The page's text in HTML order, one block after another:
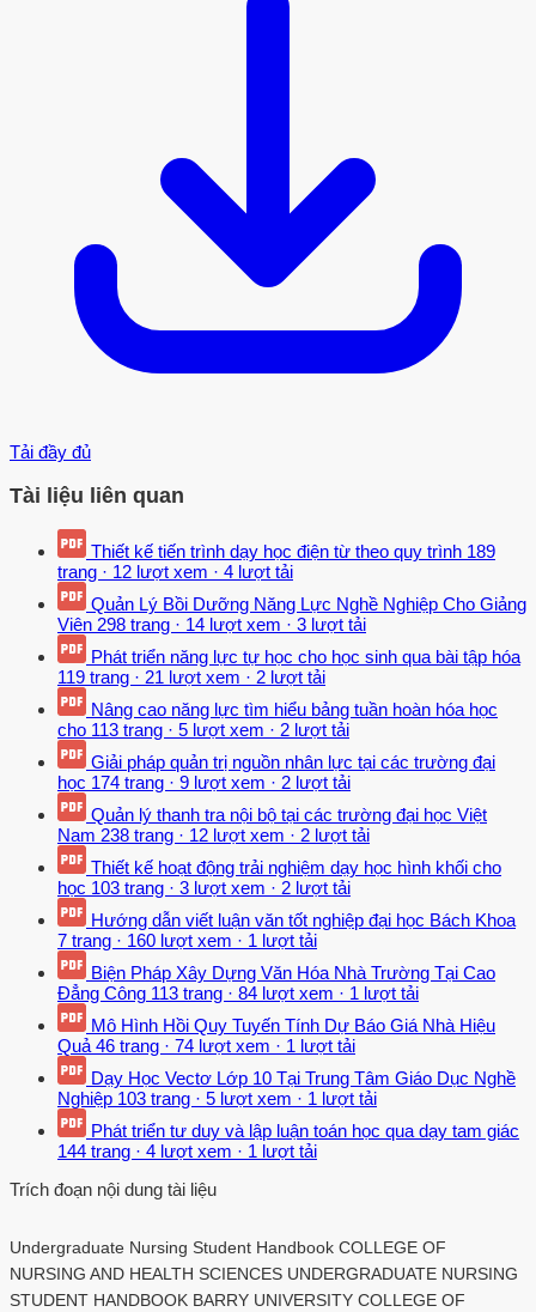
Tải đầy đủ
Tài liệu liên quan
Thiết kế tiến trình dạy học điện từ theo quy trình 189
trang · 12 lượt xem · 4 lượt tải
Quản Lý Bồi Dưỡng Năng Lực Nghề Nghiệp Cho Giảng
Viên 298 trang · 14 lượt xem · 3 lượt tải
Phát triển năng lực tự học cho học sinh qua bài tập hóa
119 trang · 21 lượt xem · 2 lượt tải
Nâng cao năng lực tìm hiểu bảng tuần hoàn hóa học
cho 113 trang · 5 lượt xem · 2 lượt tải
Giải pháp quản trị nguồn nhân lực tại các trường đại
học 174 trang · 9 lượt xem · 2 lượt tải
Quản lý thanh tra nội bộ tại các trường đại học Việt
Nam 238 trang · 12 lượt xem · 2 lượt tải
Thiết kế hoạt động trải nghiệm dạy học hình khối cho
học 103 trang · 3 lượt xem · 2 lượt tải
Hướng dẫn viết luận văn tốt nghiệp đại học Bách Khoa
7 trang · 160 lượt xem · 1 lượt tải
Biện Pháp Xây Dựng Văn Hóa Nhà Trường Tại Cao
Đẳng Công 113 trang · 84 lượt xem · 1 lượt tải
Mô Hình Hồi Quy Tuyến Tính Dự Báo Giá Nhà Hiệu
Quả 46 trang · 74 lượt xem · 1 lượt tải
Dạy Học Vectơ Lớp 10 Tại Trung Tâm Giáo Dục Nghề
Nghiệp 103 trang · 5 lượt xem · 1 lượt tải
Phát triển tư duy và lập luận toán học qua dạy tam giác
144 trang · 4 lượt xem · 1 lượt tải
Trích đoạn nội dung tài liệu
Undergraduate Nursing Student Handbook COLLEGE OF
NURSING AND HEALTH SCIENCES UNDERGRADUATE NURSING
STUDENT HANDBOOK BARRY UNIVERSITY COLLEGE OF